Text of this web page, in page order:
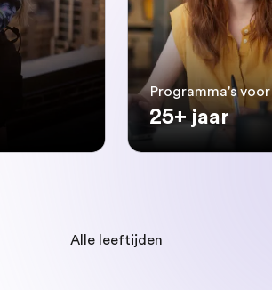
Programma's voor
25+ jaar
Alle leeftijden